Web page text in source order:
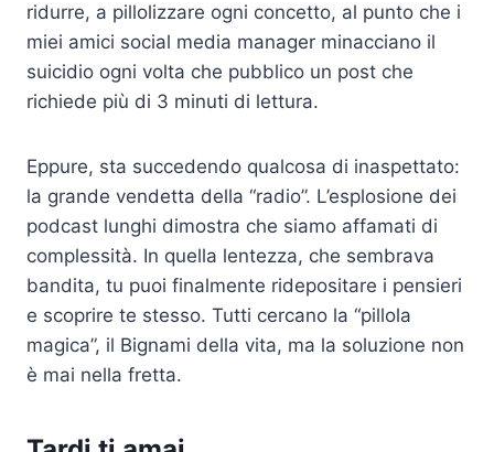
ridurre, a pillolizzare ogni concetto, al punto che i
miei amici social media manager minacciano il
suicidio ogni volta che pubblico un post che
richiede più di 3 minuti di lettura.
Eppure, sta succedendo qualcosa di inaspettato:
la grande vendetta della “radio”. L’esplosione dei
podcast lunghi dimostra che siamo affamati di
complessità. In quella lentezza, che sembrava
bandita, tu puoi finalmente ridepositare i pensieri
e scoprire te stesso. Tutti cercano la “pillola
magica”, il Bignami della vita, ma la soluzione non
è mai nella fretta.